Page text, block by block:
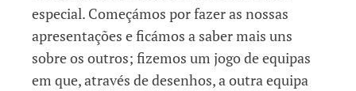
especial. Começámos por fazer as nossas
apresentações e ficámos a saber mais uns
sobre os outros; fizemos um jogo de equipas
em que, através de desenhos, a outra equipa